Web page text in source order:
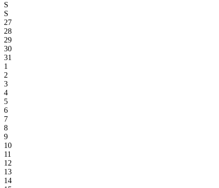
S
S
27
28
29
30
31
1
2
3
4
5
6
7
8
9
10
11
12
13
14